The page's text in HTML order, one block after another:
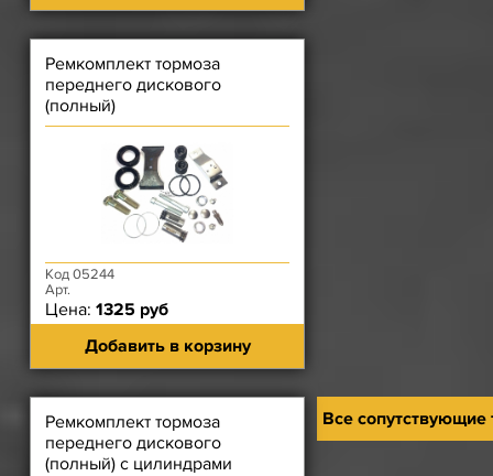
Ремкомплект тормоза
переднего дискового
(полный)
Код 05244
Арт.
Цена: 1325 руб
Добавить в корзину
Ремкомплект тормоза
переднего дискового
(полный) с цилиндрами
Все сопутствующие